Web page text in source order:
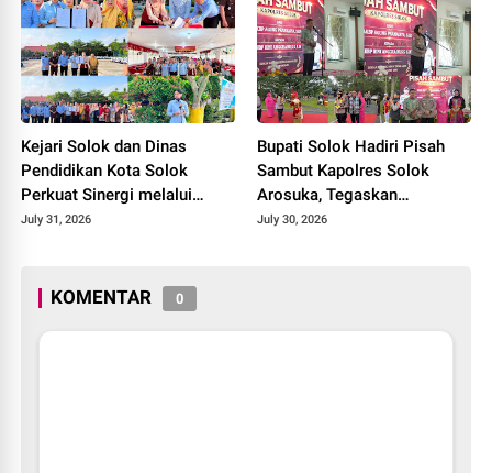
Kejari Solok dan Dinas
Pendidikan Kota Solok
Perkuat Sinergi melalui
Penandatanganan PKS dan
July 31, 2026
Bupati Solok Hadiri Pisah
Sambut Kapolres Solok
Arosuka, Tegaskan
Komitmen Perkuat Sinergi
July 30, 2026
KOMENTAR 0